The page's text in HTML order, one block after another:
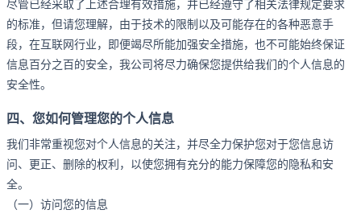
尽管已经采取了上述合理有效措施，并已经遵守了相关法律规定要求
的标准，但请您理解，由于技术的限制以及可能存在的各种恶意手
段，在互联网行业，即便竭尽所能加强安全措施，也不可能始终保证
信息百分之百的安全，我公司将尽力确保您提供给我们的个人信息的
安全性。
四、您如何管理您的个人信息
我们非常重视您对个人信息的关注，并尽全力保护您对于您信息访
问、更正、删除的权利，以使您拥有充分的能力保障您的隐私和安
全。
（一）访问您的信息